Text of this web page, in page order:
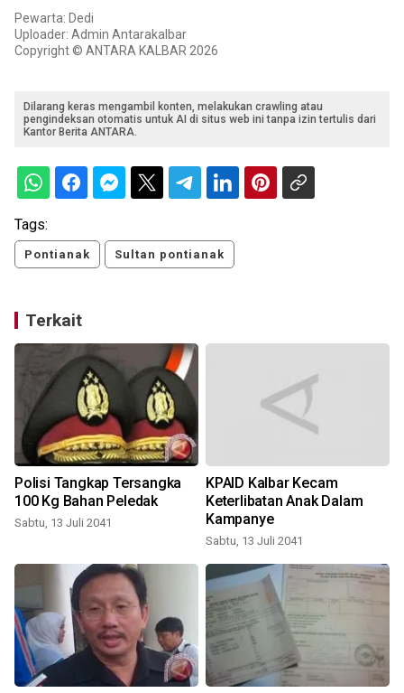
Pewarta: Dedi
Uploader: Admin Antarakalbar
Copyright © ANTARA KALBAR 2026
Dilarang keras mengambil konten, melakukan crawling atau
pengindeksan otomatis untuk AI di situs web ini tanpa izin tertulis dari
Kantor Berita ANTARA.
Tags:
Pontianak Sultan pontianak
Terkait
Polisi Tangkap Tersangka
100 Kg Bahan Peledak
Sabtu, 13 Juli 2041
KPAID Kalbar Kecam
Keterlibatan Anak Dalam
Kampanye
Sabtu, 13 Juli 2041